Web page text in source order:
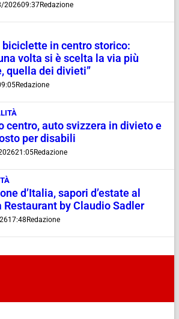
202609:37Redazione
biciclette in centro storico:
volta si è scelta la via più
quella dei divieti”
Redazione
centro, auto svizzera in divieto e
per disabili
21:05Redazione
d’Italia, sapori d’estate al
Restaurant by Claudio Sadler
17:48 Redazione